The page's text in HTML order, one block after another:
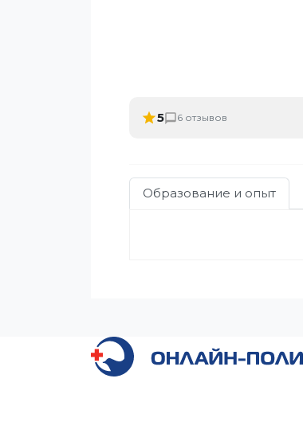
5 6 отзывов
Образование и опыт